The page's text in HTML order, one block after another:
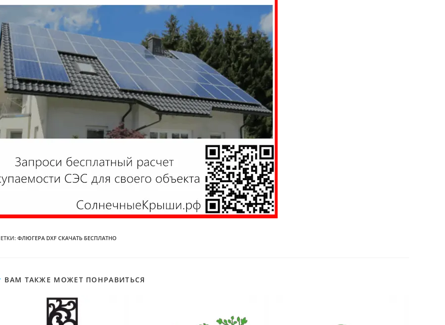
: ФЛЮГЕРА DXF СКАЧАТЬ БЕСПЛАТНО
ВАМ ТАКЖЕ МОЖЕТ ПОНРАВИТЬСЯ